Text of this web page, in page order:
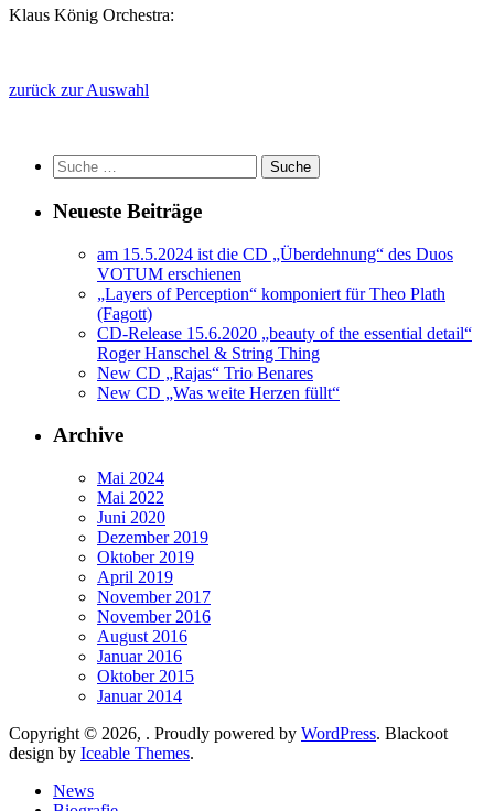
Klaus König Orchestra:
zurück zur Auswahl
Suche
nach:
Neueste Beiträge
am 15.5.2024 ist die CD „Überdehnung“ des Duos
VOTUM erschienen
„Layers of Perception“ komponiert für Theo Plath
(Fagott)
CD-Release 15.6.2020 „beauty of the essential detail“
Roger Hanschel & String Thing
New CD „Rajas“ Trio Benares
New CD „Was weite Herzen füllt“
Archive
Mai 2024
Mai 2022
Juni 2020
Dezember 2019
Oktober 2019
April 2019
November 2017
November 2016
August 2016
Januar 2016
Oktober 2015
Januar 2014
Copyright © 2026, . Proudly powered by WordPress. Blackoot
design by Iceable Themes.
News